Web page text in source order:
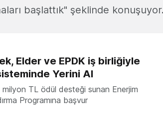
başlattık" şeklinde konuşuyor.
Elder ve EPDK iş birliğiyle
Yerini Al
milyon TL ödül desteği sunan Enerjim
Programına başvur